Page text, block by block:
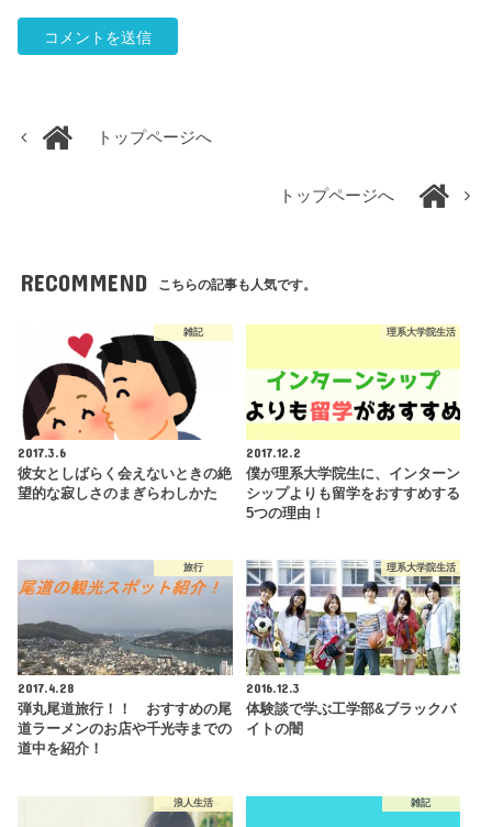
トップページへ
トップページへ
RECOMMEND こちらの記事も人気です。
雑記
2017.3.6
彼女としばらく会えないときの絶
望的な寂しさのまぎらわしかた
理系大学院生活
2017.12.2
僕が理系大学院生に、インターン
シップよりも留学をおすすめする
5つの理由！
旅行
2017.4.28
弾丸尾道旅行！！ おすすめの尾
道ラーメンのお店や千光寺までの
道中を紹介！
理系大学院生活
2016.12.3
体験談で学ぶ工学部&ブラックバ
イトの闇
浪人生活 雑記